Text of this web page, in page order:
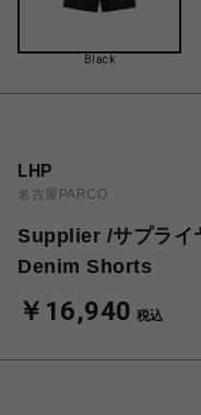
Black
LHP
名古屋PARCO
Supplier /サプラ
Denim Shorts
￥16,940 税込